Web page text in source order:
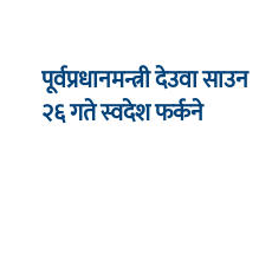
पूर्वप्रधानमन्त्री देउवा साउन
२६ गते स्वदेश फर्कने